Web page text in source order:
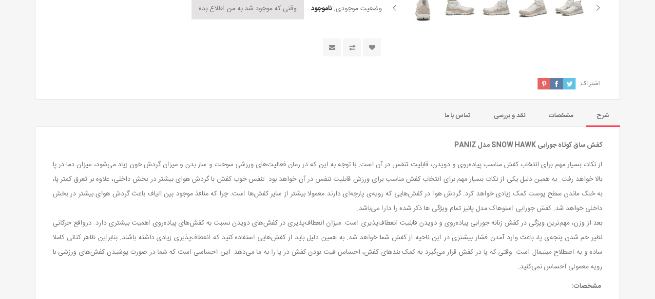
وضعیت موجودی: ناموجود
اشتراک:
شرح مشخصات نقد و بررسی تماس با ما
کفش ساق کوتاه جورابیSNOW HAWKمدل
از نکات بسیار مهم برای انتخاب کفش مناسب پیاده‌روی و دویدن، قابلیت تنفس در آن است. با توجه به این که در زمان فعالیت‌های ورزشی سوخت و ساز بدن و میزان گردش خون زیاد می‌شود، میزان دما در پا
بالا خواهد رفت. به همین دلیل یکی از نکات بسیار مهم برای انتخاب کفش مناسب برای ورزش قابلیت تنفس در آن خواهد بود. تنفس خوب کفش با گردش هوای بیشتر در بخش داخلی، علاوه بر تعرق کمتر پا،
به خنک ماندن سطح پوست کمک زیادی خواهد کرد. گردش هوا در کفش‌هایی که رویه‌ی پارچه‌ای دارند معمولا بیشتر از سایر کفش‌ها است. چرا که منافذ موجود بین الیاف باعث گردش هوای بیشتر در بخش
داخلی خواهد شد. کفش جورابی اسنوهاک مدل پانیز تمام ویژگی ها ذکر شده را دارا می‌باشد.
بعد از وزن، مهم‌ترین ویژگی در کفش زنانه جورابی پیاده‌روی و دویدن قابلیت انعطاف‌پذیری است. میزان انعطاف‌پذیری در کفش‌های دویدن نسبت به کفش‌های پیاده‌روی اهمیت بیشتری دارد. درواقع حرکاتی
نظیر خم شدن پنجه‌ی پا، باعث وارد آمدن فشار بیشتری در این ناحیه از کفش شما خواهد شد. به همین دلیل باید از کفش‌هایی استفاده کنید که انعطاف‌پذیری زیادی داشته باشند. بنابراین ظاهر کتانی کاملا
ساده و به اصطلاح مینیمال است. وقتی که پا در کفش قرار می‌گیرد به کمک بندهای کفش، احساس فیت بودن کفش در پا را به ما می‌دهد. این احساسی است که شما در صورت پوشیدن کفش‌های ورزشی با
رویه معمولی احساس نمی‌کنید.
مشخصات: